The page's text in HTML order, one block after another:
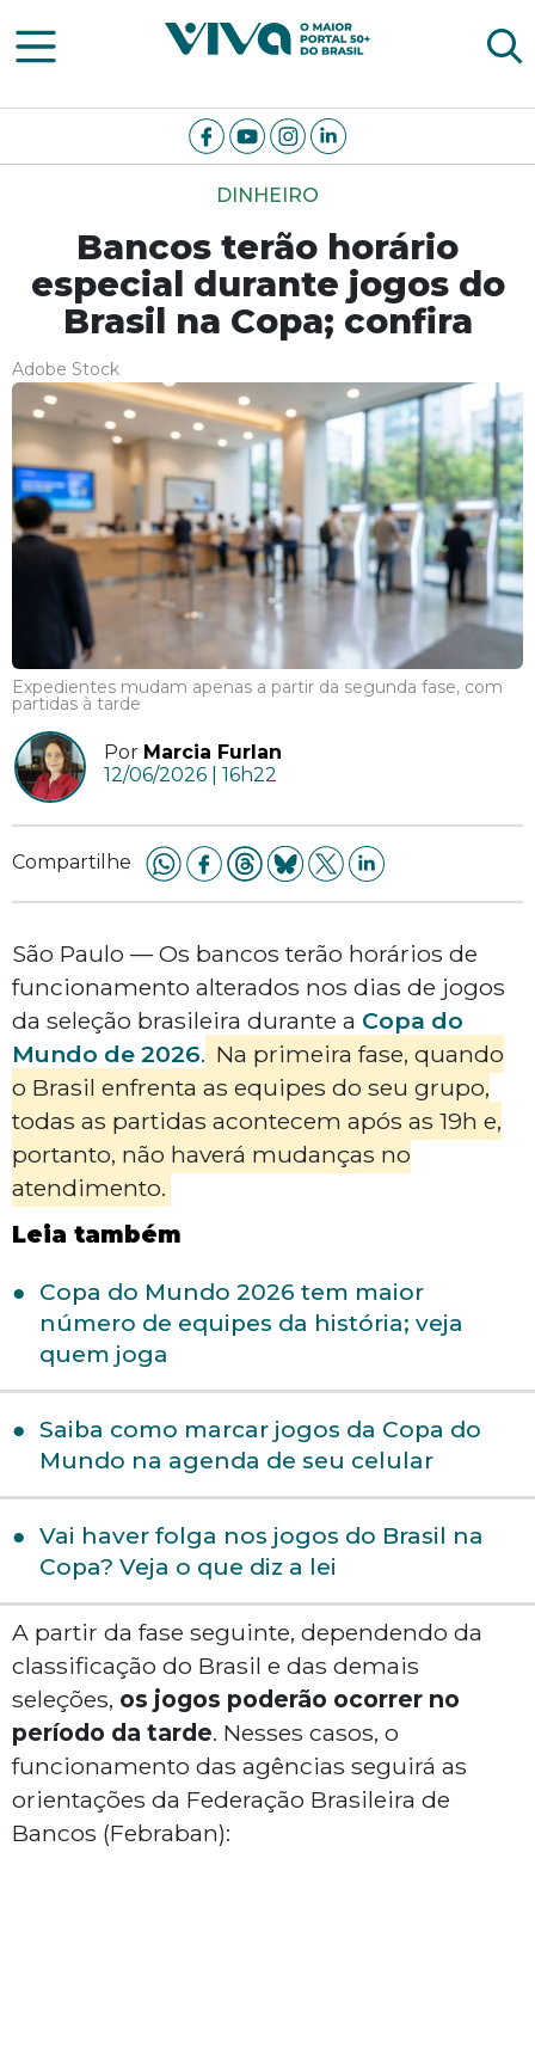
Viva Notícias
DINHEIRO
Bancos terão horário
especial durante jogos do
Brasil na Copa; confira
Adobe Stock
Expedientes mudam apenas a partir da segunda fase, com
partidas à tarde
Por Marcia Furlan
12/06/2026 | 16h22
Compartilhe
São Paulo — Os bancos terão horários de
funcionamento alterados nos dias de jogos
da seleção brasileira durante a Copa do
Mundo de 2026. Na primeira fase, quando
o Brasil enfrenta as equipes do seu grupo,
todas as partidas acontecem após as 19h e,
portanto, não haverá mudanças no
atendimento.
Leia também
Copa do Mundo 2026 tem maior
número de equipes da história; veja
quem joga
Saiba como marcar jogos da Copa do
Mundo na agenda de seu celular
Vai haver folga nos jogos do Brasil na
Copa? Veja o que diz a lei
A partir da fase seguinte, dependendo da
classificação do Brasil e das demais
seleções, os jogos poderão ocorrer no
período da tarde. Nesses casos, o
funcionamento das agências seguirá as
orientações da Federação Brasileira de
Bancos (Febraban):